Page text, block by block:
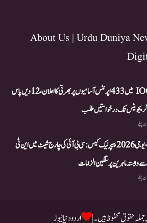
About Us | Urdu Duniya
IOCL میں 433 اپرنٹس آسامیوں پر بھرتی کا اعلان، 12ویں پاس
تک درخواستیں طلب
نیٹ-یو جی 2026 پیپر لیک کیس: سی بی آئی کی چارج شیٹ میں این ٹی
ماہرین پر سنگین الزامات
اردو دنیا نیوز